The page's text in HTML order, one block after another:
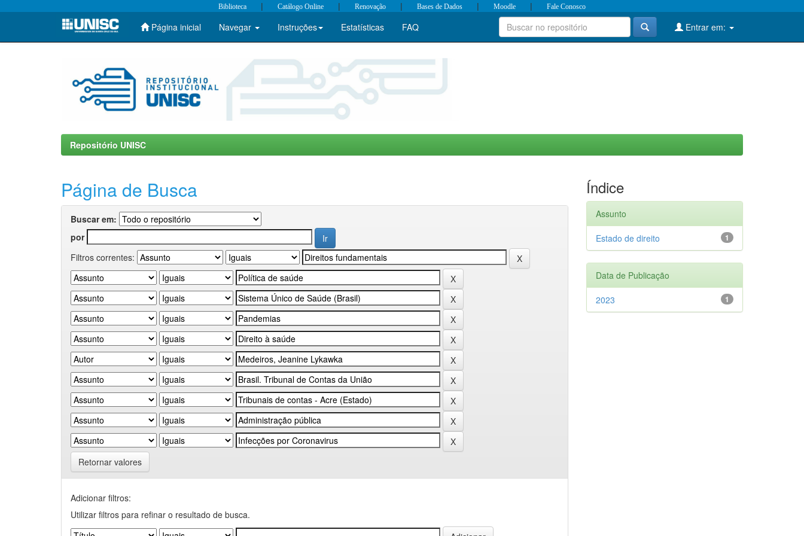
Skip
Biblioteca | Catálogo Online | Renovação | Bases de Dados | Moodle | Fale Conosco
Página inicial Navegar Instruções Estatísticas FAQ Entrar em:
Repositório UNISC
Página de Busca
Buscar em:
por
Filtros correntes:
Retornar valores
Adicionar filtros:
Utilizar filtros para refinar o resultado de busca.
Índice
Assunto
1
Estado de direito
Data de Publicação
1
2023